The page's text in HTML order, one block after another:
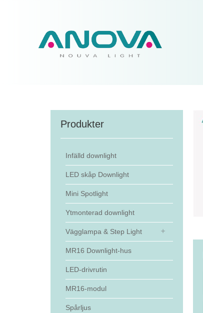
Produkter
Infälld downlight
LED skåp Downlight
Mini Spotlight
Ytmonterad downlight
Vägglampa & Step Light
MR16 Downlight-hus
LED-drivrutin
MR16-modul
Spårljus